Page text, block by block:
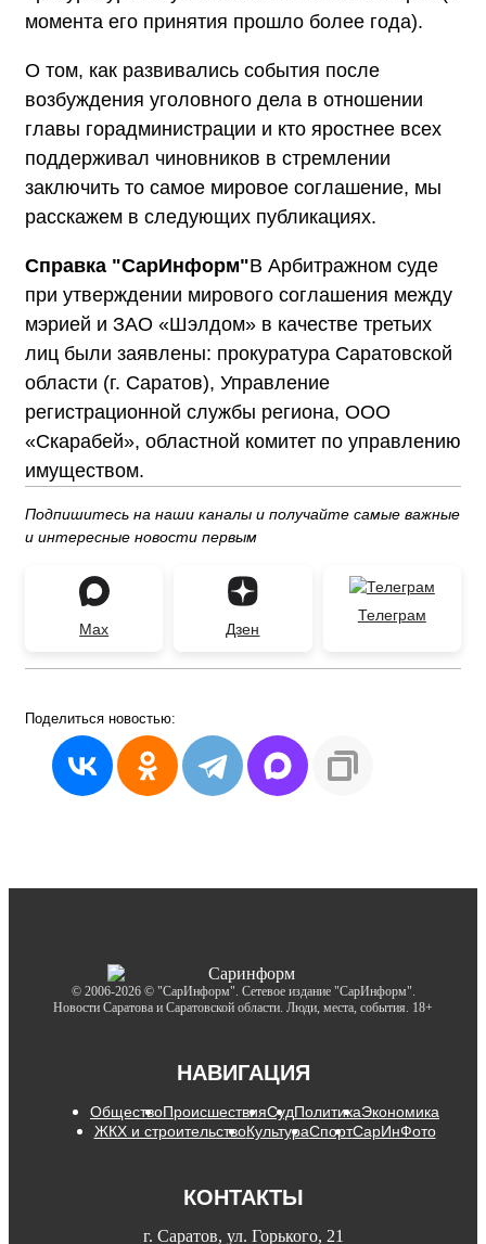
момента его принятия прошло более года).
О том, как развивались события после
возбуждения уголовного дела в отношении
главы горадминистрации и кто яростнее всех
поддерживал чиновников в стремлении
заключить то самое мировое соглашение, мы
расскажем в следующих публикациях.
Справка "СарИнформ"В Арбитражном суде
при утверждении мирового соглашения между
мэрией и ЗАО «Шэлдом» в качестве третьих
лиц были заявлены: прокуратура Саратовской
области (г. Саратов), Управление
регистрационной службы региона, ООО
«Скарабей», областной комитет по управлению
имуществом.
Подпишитесь на наши каналы и получайте самые важные
и интересные новости первым
Max Дзен
Телеграм
Поделиться новостью:
© 2006-2026 © "СарИнформ". Сетевое издание "СарИнформ".
Новости Саратова и Саратовской области. Люди, места, события. 18+
НАВИГАЦИЯ
ОбществоПроисшествияСудПолитикаЭкономика
ЖКХ и строительствоКультураСпортСарИнФото
КОНТАКТЫ
г. Саратов, ул. Горького, 21